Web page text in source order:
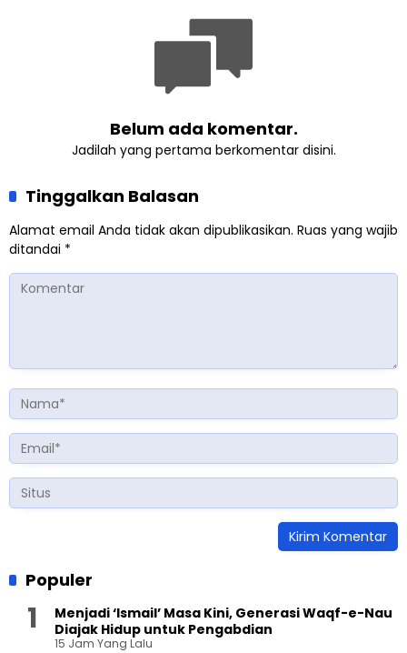
Belum ada komentar.
Jadilah yang pertama berkomentar disini.
Tinggalkan Balasan
Alamat email Anda tidak akan dipublikasikan. Ruas yang wajib
ditandai *
Populer
Menjadi ‘Ismail’ Masa Kini, Generasi Waqf-e-Nau
Diajak Hidup untuk Pengabdian
15 Jam Yang Lalu